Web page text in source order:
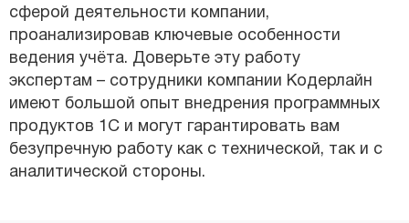
сферой деятельности компании,
проанализировав ключевые особенности
ведения учёта. Доверьте эту работу
экспертам – сотрудники компании Кодерлайн
имеют большой опыт внедрения программных
продуктов 1С и могут гарантировать вам
безупречную работу как с технической, так и с
аналитической стороны.